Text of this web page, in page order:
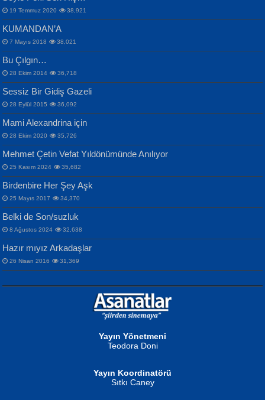
İPEK ACAR SERT
Gazze’nin Şecaati, Ümmetin İmtihanı...
MAHMUT GÜRBÜZ
İbrahim Olmak ve Bitirebilmek...
NURAN KÖSE BAYDAR
Selahattin Yıldız
İdrakimle Üşürken...
Songül Özel
Mahzen...
Ben Deniz Değilim ki...
ERDEM BAYAZIT
Sana, Bana, Vatanıma, Ülkemin
İnsanlarına Dair...
NAZIM HİKMET RAN
Bir Cezaevinde, Tecritteki Adamın
Mektupları...
19 Temmuz 2020 38,921
KUMANDAN’A
7 Mayıs 2018 38,021
Bu Çılgın…
28 Ekim 2014 36,718
Sessiz Bir Gidiş Gazeli
28 Eylül 2015 36,092
Mami Alexandrina için
28 Ekim 2020 35,726
Mehmet Çetin Vefat Yıldönümünde Anılıyor
25 Kasım 2024 35,682
Birdenbire Her Şey Aşk
25 Mayıs 2017 34,370
Belki de Son/suzluk
8 Ağustos 2024 32,638
Hazır mıyız Arkadaşlar
26 Nisan 2016 31,369
Yayın Yönetmeni
Teodora Doni
Yayın Koordinatörü
Sıtkı Caney